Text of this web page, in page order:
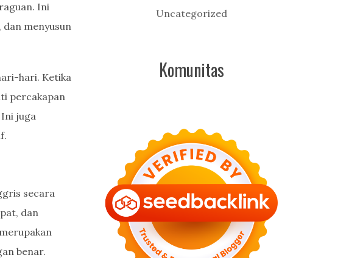
Ini
menyusun
hari. Ketika
percakapan
juga
secara
dan
benar.
Uncategorized
Komunitas